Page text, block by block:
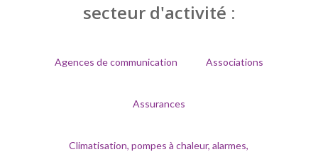
secteur d'activité :
Agences de communication Associations
Assurances
Climatisation, pompes à chaleur, alarmes,